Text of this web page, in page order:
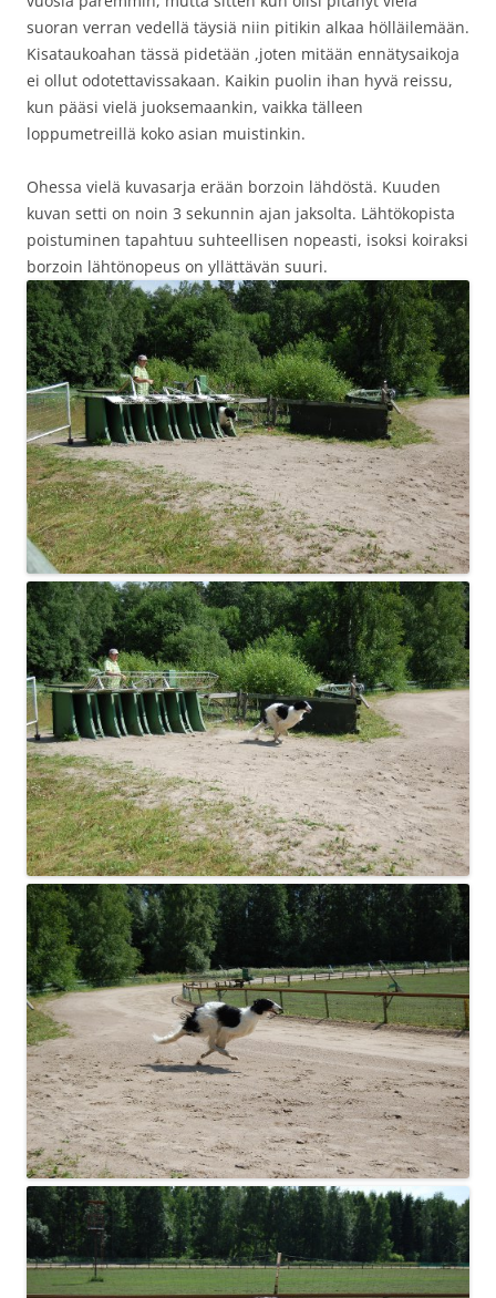
suoran verran vedellä täysiä niin pitikin alkaa hölläilemään.
Kisataukoahan tässä pidetään ,joten mitään ennätysaikoja
ei ollut odotettavissakaan. Kaikin puolin ihan hyvä reissu,
kun pääsi vielä juoksemaankin, vaikka tälleen
loppumetreillä koko asian muistinkin.
Ohessa vielä kuvasarja erään borzoin lähdöstä. Kuuden
kuvan setti on noin 3 sekunnin ajan jaksolta. Lähtökopista
poistuminen tapahtuu suhteellisen nopeasti, isoksi koiraksi
borzoin lähtönopeus on yllättävän suuri.